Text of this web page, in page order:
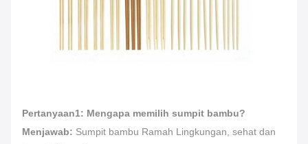
Pertanyaan1: Mengapa memilih sumpit bambu?
Menjawab: Sumpit bambu Ramah Lingkungan, sehat dan